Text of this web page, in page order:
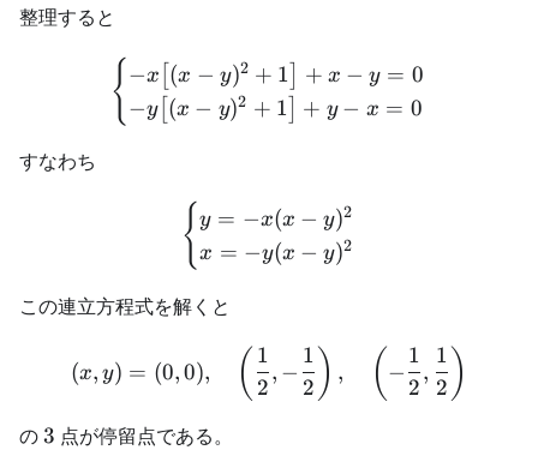
整理すると
\begin{cases} -x\bigl[(x-
{ −x (x − y)2 + 1 + x − y = 0
−y (x − y)2 + 1 + y − x = 0
すなわち
\begin{cases} y=-x(x-
{y = −x(x − y)2
x = −y(x − y)2
この連立方程式を解くと
(x,y)=(0,0),\quad
(x, y) = (0,0), ( 2
1
, −
2
1 ) , ( −
2
1
,
2
1 )
の3
3 点が停留点である。